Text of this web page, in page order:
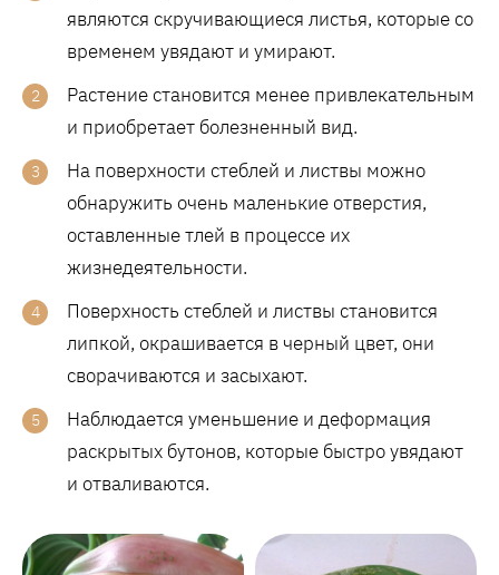
являются скручивающиеся листья, которые со
временем увядают и умирают.
Растение становится менее привлекательным
и приобретает болезненный вид.
На поверхности стеблей и листвы можно
обнаружить очень маленькие отверстия,
оставленные тлей в процессе их
жизнедеятельности.
Поверхность стеблей и листвы становится
липкой, окрашивается в черный цвет, они
сворачиваются и засыхают.
Наблюдается уменьшение и деформация
раскрытых бутонов, которые быстро увядают
и отваливаются.